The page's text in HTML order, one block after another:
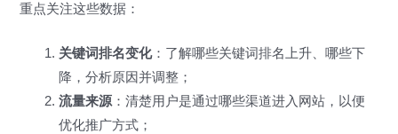
重点关注这些数据：
关键词排名变化：了解哪些关键词排名上升、哪些下
降，分析原因并调整；
流量来源 ：清楚用户是通过哪些渠道进入网站，以便
优化推广方式；